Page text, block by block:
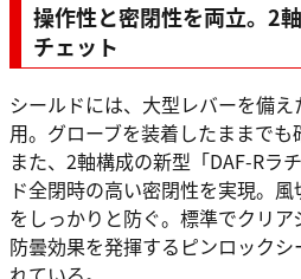
操作性と密閉性を両立。2
チェット
シールドには、大型レバーを備
用。グローブを装着したままでも
また、2軸構成の新型「DAF-Rラ
ド全閉時の高い密閉性を実現。
をしっかりと防ぐ。標準でクリ
防曇効果を発揮するピンロック